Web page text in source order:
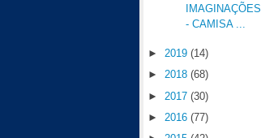
IMAGINAÇÕES
- CAMISA ...
► 2019 (14)
► 2018 (68)
► 2017 (30)
► 2016 (77)